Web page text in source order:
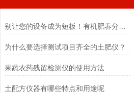
为什么要选择测试项目齐全的土肥仪？
果蔬农药残留检测仪的使用方法
土配方仪器有哪些特点和用途呢